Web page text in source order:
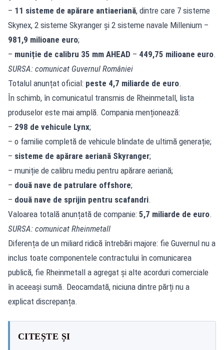
– 11 sisteme de apărare antiaeriană, dintre care 7 sisteme
Skynex, 2 sisteme Skyranger și 2 sisteme navale Millenium –
981,9 milioane euro;
– muniție de calibru 35 mm AHEAD – 449,75 milioane euro.
SURSA: comunicat Guvernul României
Totalul anunțat oficial: peste 4,7 miliarde de euro.
În schimb, în comunicatul transmis de Rheinmetall, lista
produselor este mai amplă. Compania menționează:
– 298 de vehicule Lynx;
– o familie completă de vehicule blindate de ultimă generație;
– sisteme de apărare aeriană Skyranger;
– muniție de calibru mediu pentru apărare aeriană;
– două nave de patrulare offshore;
– două nave de sprijin pentru scafandri.
Valoarea totală anunțată de companie: 5,7 miliarde de euro.
SURSA: comunicat Rheinmetall
Diferența de un miliard ridică întrebări majore: fie Guvernul nu a
inclus toate componentele contractului în comunicarea
publică, fie Rheinmetall a agregat și alte acorduri comerciale
în aceeași sumă. Deocamdată, niciuna dintre părți nu a
explicat discrepanța.
CITEȘTE ȘI